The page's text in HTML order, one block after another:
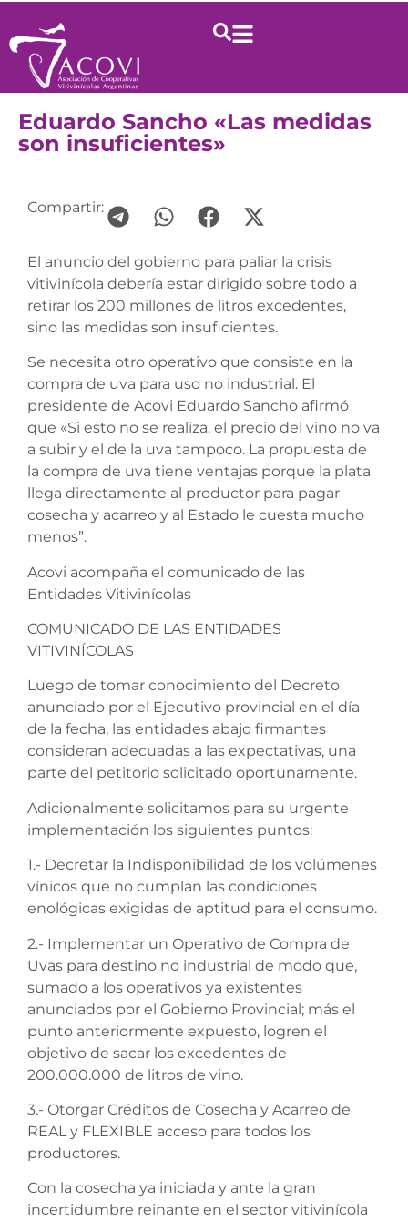
Eduardo Sancho «Las medidas
son insuficientes»
Compartir:
El anuncio del gobierno para paliar la crisis
vitivinícola debería estar dirigido sobre todo a
retirar los 200 millones de litros excedentes,
sino las medidas son insuficientes.
Se necesita otro operativo que consiste en la
compra de uva para uso no industrial. El
presidente de Acovi Eduardo Sancho afirmó
que «Si esto no se realiza, el precio del vino no va
a subir y el de la uva tampoco. La propuesta de
la compra de uva tiene ventajas porque la plata
llega directamente al productor para pagar
cosecha y acarreo y al Estado le cuesta mucho
menos”.
Acovi acompaña el comunicado de las
Entidades Vitivinícolas
COMUNICADO DE LAS ENTIDADES
VITIVINÍCOLAS
Luego de tomar conocimiento del Decreto
anunciado por el Ejecutivo provincial en el día
de la fecha, las entidades abajo firmantes
consideran adecuadas a las expectativas, una
parte del petitorio solicitado oportunamente.
Adicionalmente solicitamos para su urgente
implementación los siguientes puntos:
1.- Decretar la Indisponibilidad de los volúmenes
vínicos que no cumplan las condiciones
enológicas exigidas de aptitud para el consumo.
2.- Implementar un Operativo de Compra de
Uvas para destino no industrial de modo que,
sumado a los operativos ya existentes
anunciados por el Gobierno Provincial; más el
punto anteriormente expuesto, logren el
objetivo de sacar los excedentes de
200.000.000 de litros de vino.
3.- Otorgar Créditos de Cosecha y Acarreo de
REAL y FLEXIBLE acceso para todos los
productores.
Con la cosecha ya iniciada y ante la gran
incertidumbre reinante en el sector vitivinícola